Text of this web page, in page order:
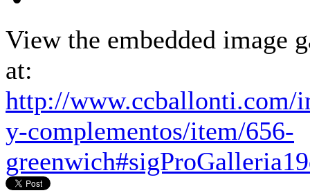
View the embedded image
at:
http://www.ccballonti.com/
y-complementos/item/656-